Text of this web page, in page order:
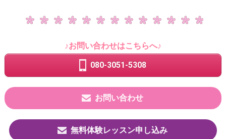
♪お問い合わせはこちらへ♪
080-3051-5308
お問い合わせ
無料体験レッスン申し込み